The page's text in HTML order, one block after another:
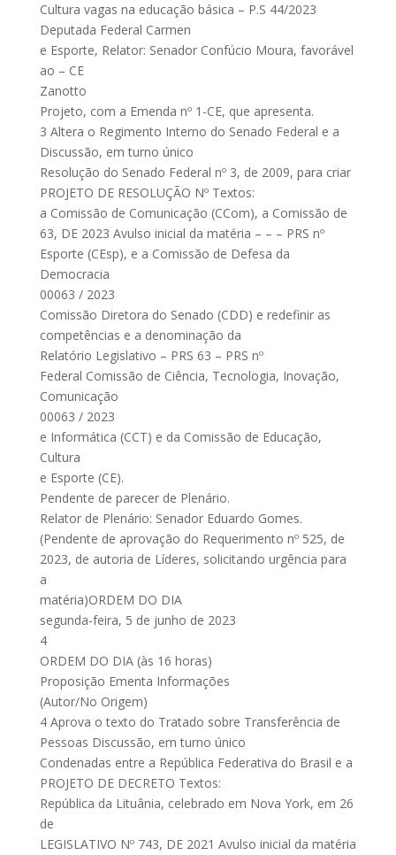
Cultura vagas na educação básica – P.S 44/2023
Deputada Federal Carmen
e Esporte, Relator: Senador Confúcio Moura, favorável
ao – CE
Zanotto
Projeto, com a Emenda nº 1-CE, que apresenta.
3 Altera o Regimento Interno do Senado Federal e a
Discussão, em turno único
Resolução do Senado Federal nº 3, de 2009, para criar
PROJETO DE RESOLUÇÃO Nº Textos:
a Comissão de Comunicação (CCom), a Comissão de
63, DE 2023 Avulso inicial da matéria – – – PRS nº
Esporte (CEsp), e a Comissão de Defesa da
Democracia
00063 / 2023
Comissão Diretora do Senado (CDD) e redefinir as
competências e a denominação da
Relatório Legislativo – PRS 63 – PRS nº
Federal Comissão de Ciência, Tecnologia, Inovação,
Comunicação
00063 / 2023
e Informática (CCT) e da Comissão de Educação,
Cultura
e Esporte (CE).
Pendente de parecer de Plenário.
Relator de Plenário: Senador Eduardo Gomes.
(Pendente de aprovação do Requerimento nº 525, de
2023, de autoria de Líderes, solicitando urgência para
a
matéria)ORDEM DO DIA
segunda-feira, 5 de junho de 2023
4
ORDEM DO DIA (às 16 horas)
Proposição Ementa Informações
(Autor/No Origem)
4 Aprova o texto do Tratado sobre Transferência de
Pessoas Discussão, em turno único
Condenadas entre a República Federativa do Brasil e a
PROJETO DE DECRETO Textos:
República da Lituânia, celebrado em Nova York, em 26
de
LEGISLATIVO Nº 743, DE 2021 Avulso inicial da matéria